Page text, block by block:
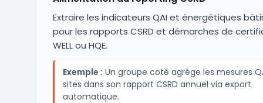
Extraire les indicateurs QAI et énergétiques
pour les rapports CSRD et démarches de
WELL ou HQE.
Exemple : Un groupe coté agrège les mesures
sites dans son rapport CSRD annuel via export
automatique.